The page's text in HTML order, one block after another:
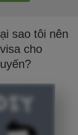
sao tôi nên
cho